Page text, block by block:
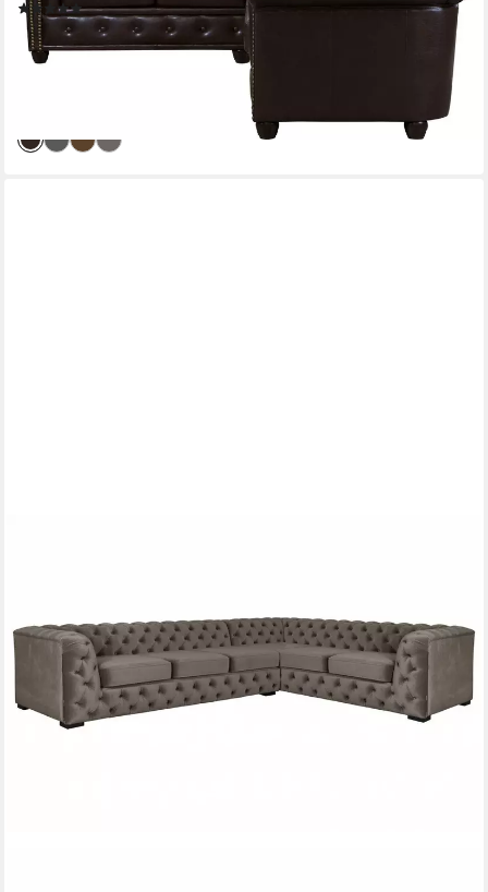
(2)
1.719,99 € UVP 2.349,99 €
-27%